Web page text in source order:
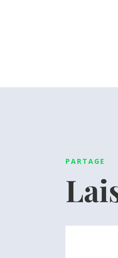
PARTAGE